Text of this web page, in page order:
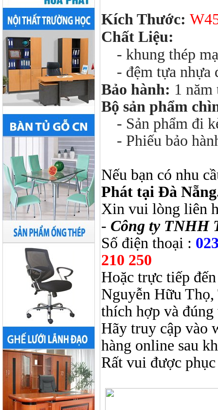
Kích Thước:
Chất Liệu:
- khung thép mạ
- đệm tựa nhựa
Bảo hành: 1 năm
Bộ sản phẩm
- Sản phẩm đi
- Phiếu bảo
Nếu bạn có nhu
Phát tại Đà
Xin vui lòng liên
- Công ty TNHH
Số điện thoại :
210 250
Hoặc trực tiếp
Nguyễn Hữu Thọ,
thích hợp và
Hãy truy cập vào
hàng online sau
Rất vui được